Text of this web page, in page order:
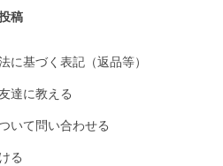
稿
に基づく表記（返品等）
達に教える
いて問い合わせる
る